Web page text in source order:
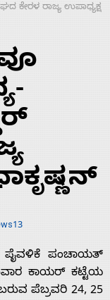
ಕೇರಳ ರಾಜ್ಯ ಉಪಾಧ್ಯಕ್ಷ
ಪಂಚಾಯತ್
ಕಾಯರ್ ಕಟ್ಟೆಯ
ಪೆಬ್ರವರಿ 24, 25